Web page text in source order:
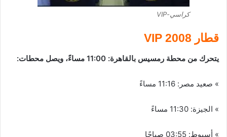
كراسي-VIP
قطار 2008 VIP
يتحرك من محطة رمسيس بالقاهرة: 11:00 مساءً، ويصل محطات:
» صعيد مصر: 11:16 مساءً
» الجيزة: 11:30 مساءً
» أسيوط: 03:55 صباحًا